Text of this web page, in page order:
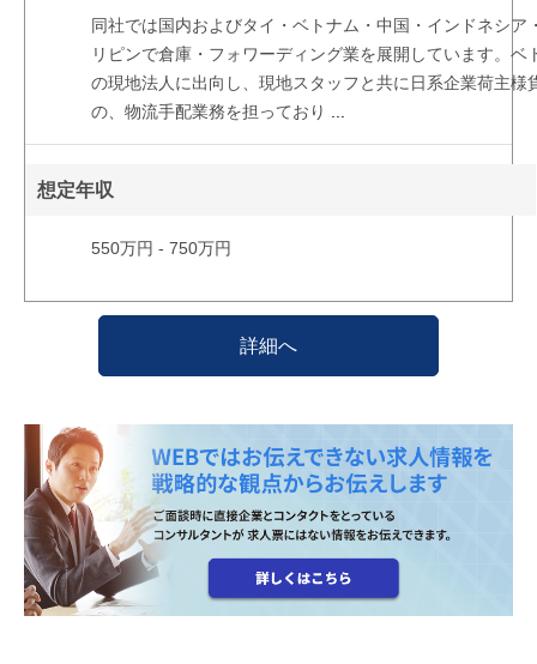
同社では国内およびタイ・ベトナム・中国・インドネシア
リピンで倉庫・フォワーディング業を展開しています。ベ
の現地法人に出向し、現地スタッフと共に日系企業荷主様
の、物流手配業務を担っており
想定年収
550万円 - 750万円
詳細へ